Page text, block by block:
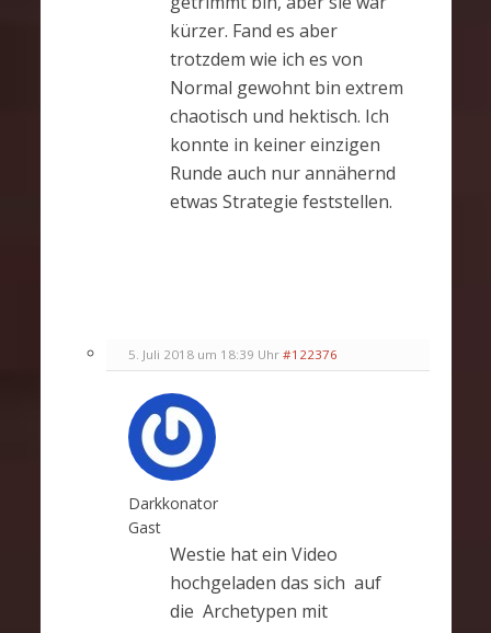
kürzer. Fand es aber
trotzdem wie ich es von
Normal gewohnt bin extrem
chaotisch und hektisch. Ich
konnte in keiner einzigen
Runde auch nur annähernd
etwas Strategie feststellen.
5. Juli 2018 um 18:39 Uhr #122376
Darkkonator
Gast
Westie hat ein Video
hochgeladen das sich auf
die Archetypen mit